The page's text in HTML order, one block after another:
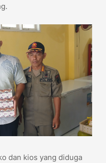
dan kios yang diduga